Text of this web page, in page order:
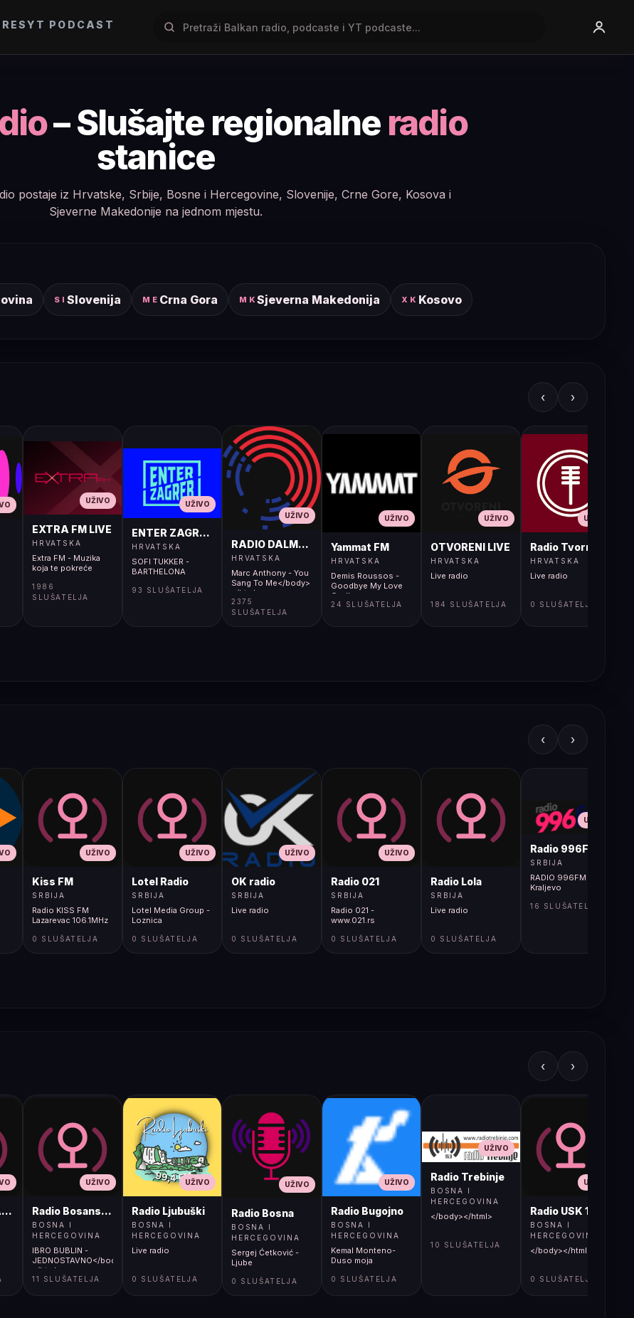
YT PODCAST
– Slušajte regionalne radio
stanice
postaje iz Hrvatske, Srbije, Bosne i Hercegovine, Slovenije, Crne Gore, Kosova i
Sjeverne Makedonije na jednom mjestu.
SI Slovenija ME Crna Gora MKSjeverna Makedonija XK Kosovo
‹ ›
UŽIVO
EXTRA FM LIVE
HRVATSKA
Extra FM - Muzika
koja te pokreće
1986
SLUŠATELJA
UŽIVO
ENTER ZAGREB LIVE
HRVATSKA
SOFI TUKKER -
BARTHELONA
93 SLUŠATELJA
UŽIVO
RADIO DALMACIJA LIVE
HRVATSKA
Marc Anthony - You
Sang To Me</body>
</html>
2375
SLUŠATELJA
UŽIVO
Yammat FM
HRVATSKA
Demis Roussos -
Goodbye My Love
Godbye
24 SLUŠATELJA
UŽIVO
OTVORENI LIVE
HRVATSKA
Live radio
184 SLUŠATELJA
UŽIVO
Radio Tvornica
HRVATSKA
Live radio
0 SLUŠATELJA
‹ ›
UŽIVO
Kiss FM
SRBIJA
Radio KISS FM
Lazarevac 106.1MHz
0 SLUŠATELJA
UŽIVO
Lotel Radio
SRBIJA
Lotel Media Group -
Loznica
0 SLUŠATELJA
UŽIVO
OK radio
SRBIJA
Live radio
0 SLUŠATELJA
UŽIVO
Radio 021
SRBIJA
Radio 021 -
www.021.rs
0 SLUŠATELJA
Radio Lola
SRBIJA
Live radio
0 SLUŠATELJA
UŽIVO
Radio 996FM
SRBIJA
RADIO 996FM -
Kraljevo
16 SLUŠATELJA
‹ ›
UŽIVO
Radio Bosanski Brod
BOSNA I
HERCEGOVINA
IBRO BUBLIN -
JEDNOSTAVNO</body>
</html>
11 SLUŠATELJA
UŽIVO
Radio Ljubuški
BOSNA I
HERCEGOVINA
Live radio
0 SLUŠATELJA
UŽIVO
Radio Bosna
BOSNA I
HERCEGOVINA
Sergej Ćetković -
Ljube
0 SLUŠATELJA
UŽIVO
Radio Bugojno
BOSNA I
HERCEGOVINA
Kemal Monteno-
Duso moja
0 SLUŠATELJA
UŽIVO
Radio Trebinje
BOSNA I
HERCEGOVINA
</body></html>
10 SLUŠATELJA
UŽIVO
Radio USK 1
BOSNA I
HERCEGOVINA
</body></html>
0 SLUŠATELJA